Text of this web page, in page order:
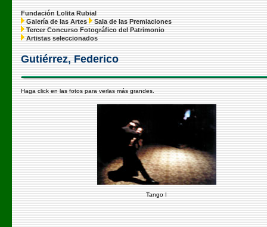
Fundación Lolita Rubial
Galería de las Artes
Sala de las Premiaciones
Tercer Concurso Fotográfico del Patrimonio
Artistas seleccionados
Gutiérrez, Federico
Haga click en las fotos para verlas más grandes.
Tango I